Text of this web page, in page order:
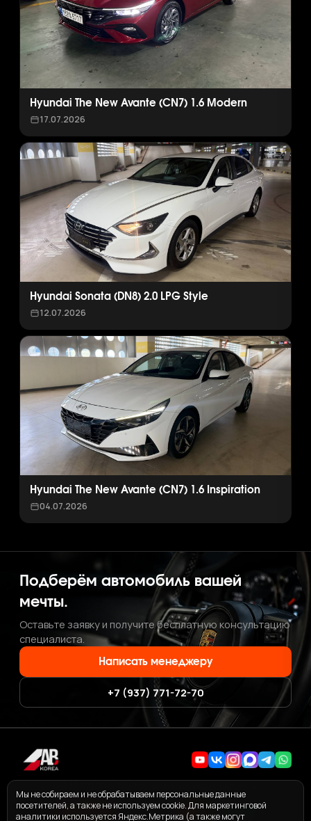
Hyundai The New Avante (CN7) 1.6 Modern
17.07.2026
Hyundai Sonata (DN8) 2.0 LPG Style
12.07.2026
Hyundai The New Avante (CN7) 1.6 Inspiration
04.07.2026
Подберём автомобиль вашей
мечты.
Оставьте заявку и получите бесплатную консультацию
специалиста.
Написать менеджеру
+7 (937) 771-72-70
Мы не собираем и не обрабатываем персональные данные
посетителей, а также не используем cookie. Для маркетинговой
аналитики используется Яндекс.Метрика (а также могут